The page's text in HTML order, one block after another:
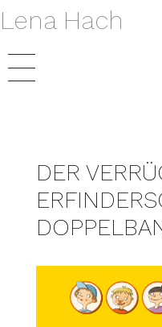
Lena Hach
RADIO
THEATER
AUTORIN
KONTAKT
DER